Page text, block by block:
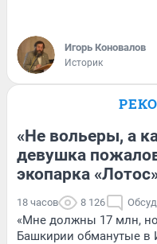
Игорь Коновалов
Историк
«Не вольеры, а
девушка
экопарка
18 часов 8 126
«Мне должны 17 млн, но
Башкирии обманутые в